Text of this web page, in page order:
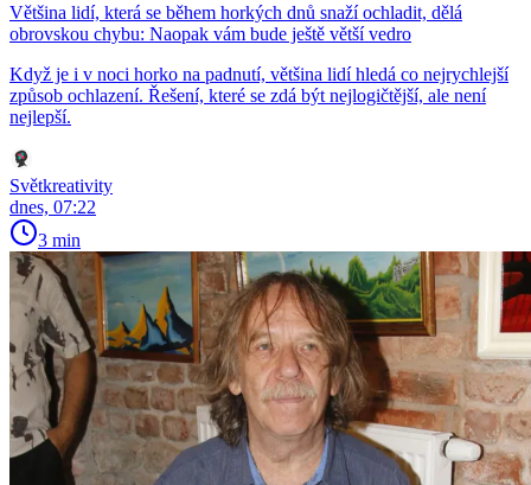
Většina lidí, která se během horkých dnů snaží ochladit, dělá
obrovskou chybu: Naopak vám bude ještě větší vedro
Když je i v noci horko na padnutí, většina lidí hledá co nejrychlejší
způsob ochlazení. Řešení, které se zdá být nejlogičtější, ale není
nejlepší.
Světkreativity
dnes, 07:22
3 min